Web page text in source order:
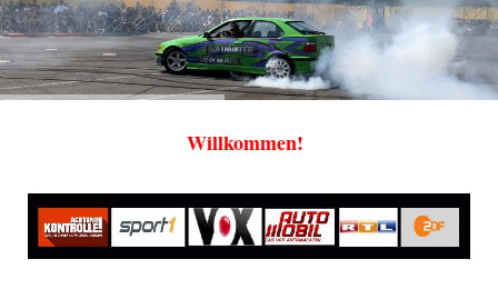
Willkommen!